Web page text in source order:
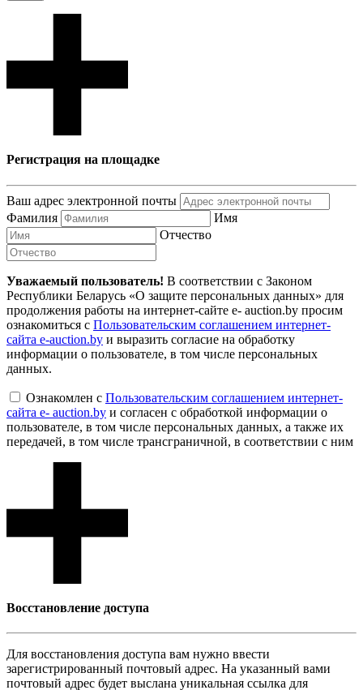
Регистрация на площадке
Ваш адрес электронной почты
Фамилия
Имя
Отчество
Уважаемый пользователь! В соответствии с Законом
Республики Беларусь «О защите персональных данных» для
продолжения работы на интернет-сайте e- auction.by просим
ознакомиться с Пользовательским соглашением интернет-
сайта e-auction.by и выразить согласие на обработку
информации о пользователе, в том числе персональных
данных.
Ознакомлен с Пользовательским соглашением интернет-
сайта e- auction.by и согласен с обработкой информации о
пользователе, в том числе персональных данных, а также их
передачей, в том числе трансграничной, в соответствии с ним
Восcтановление доступа
Для восcтановления доступа вам нужно ввести
зарегистрированный почтовый адрес. На указанный вами
почтовый адрес будет выслана уникальная ссылка для